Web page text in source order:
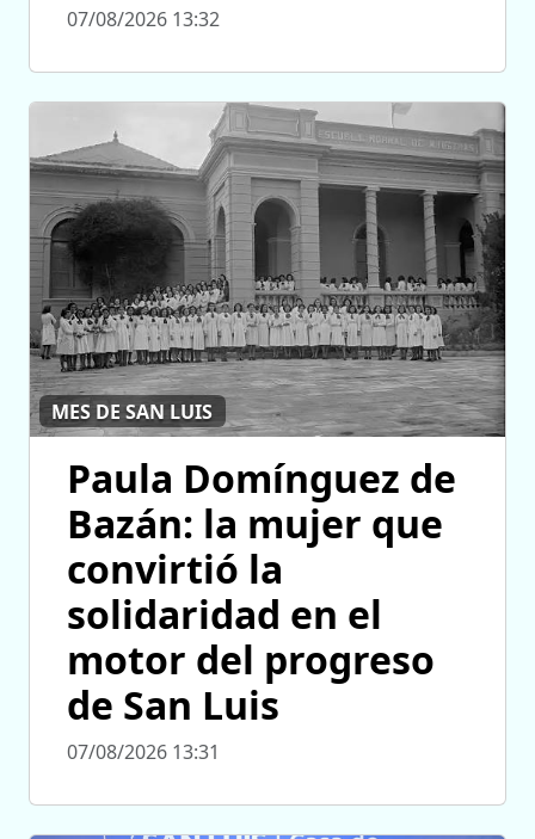
07/08/2026 13:32
MES DE SAN LUIS
Paula Domínguez de
Bazán: la mujer que
convirtió la
solidaridad en el
motor del progreso
de San Luis
07/08/2026 13:31